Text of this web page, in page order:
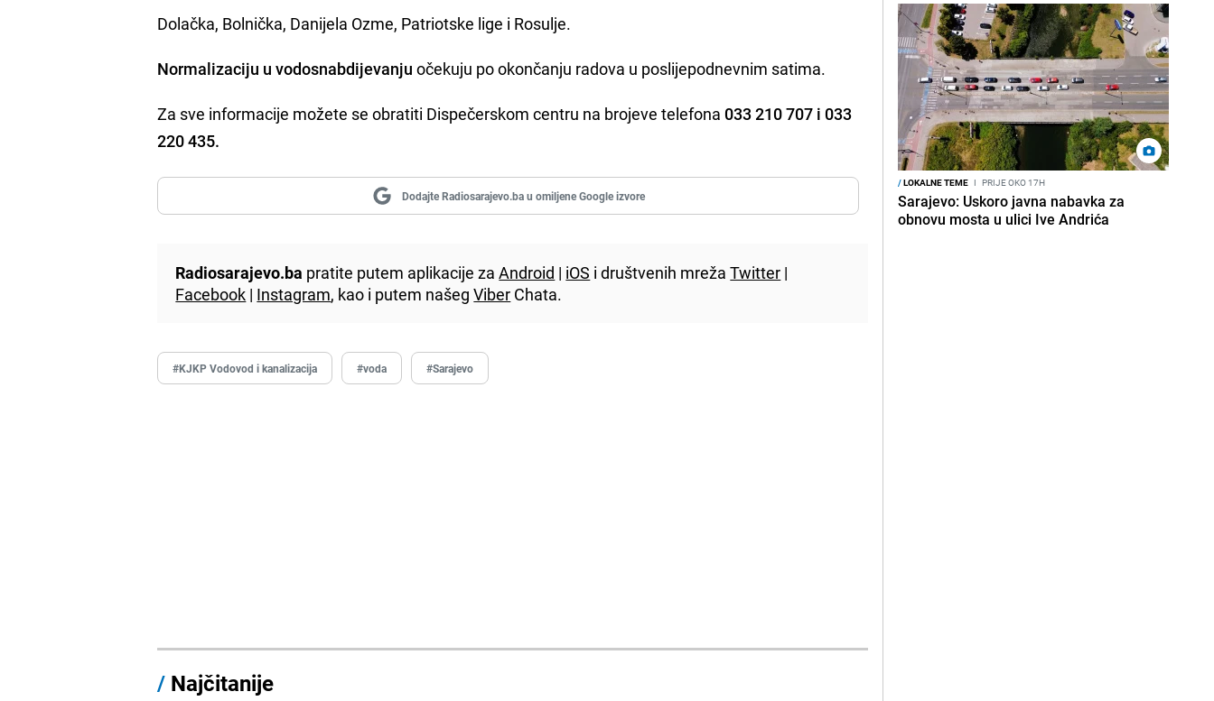
Dolačka, Bolnička, Danijela Ozme, Patriotske lige i Rosulje.
Normalizaciju u vodosnabdijevanju očekuju po okončanju radova u poslijepodnevnim satima.
Za sve informacije možete se obratiti Dispečerskom centru na brojeve telefona 033 210 707 i 033
220 435.
Dodajte Radiosarajevo.ba u omiljene Google izvore
Radiosarajevo.ba pratite putem aplikacije zaAndroid | iOS i društvenih mrežaTwitter |
Facebook | Instagram, kao i putem našegViber Chata.
#KJKP Vodovod i kanalizacija #voda #Sarajevo
/ Najčitanije
/LOKALNE TEME I PRIJE OKO 17H
Sarajevo: Uskoro javna nabavka za
obnovu mosta u ulici Ive Andrića